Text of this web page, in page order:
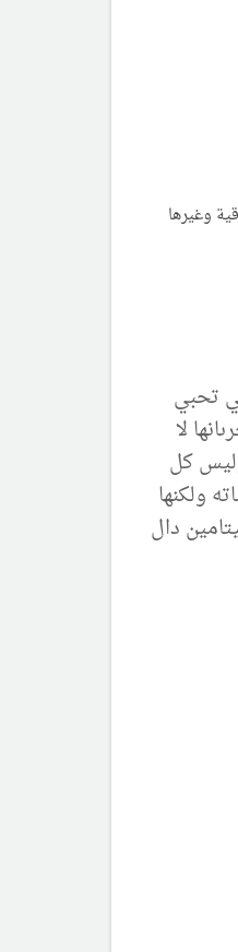
غدة درقية وغيرها
تحبي
لا
كل
ولكنها
دال